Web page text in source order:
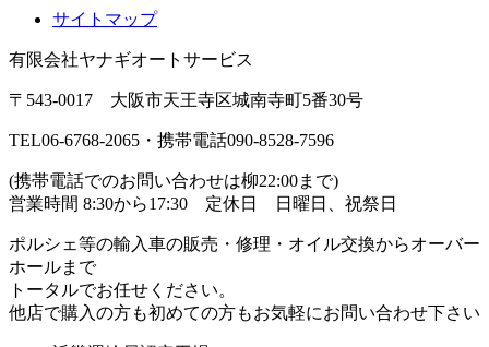
サイトマップ
有限会社ヤナギオートサービス
〒543-0017 大阪市天王寺区城南寺町5番30号
TEL06-6768-2065 ・ 携帯電話090-8528-7596
(携帯電話でのお問い合わせは柳22:00まで)
営業時間 8:30から17:30 定休日 日曜日、祝祭日
ポルシェ等の輸入車の販売・修理・オイル交換からオーバー
ホールまで
トータルでお任せください。
他店で購入の方も初めての方もお気軽にお問い合わせ下さい